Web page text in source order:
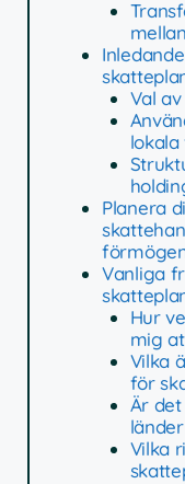
Val
Planera
Vanliga
Hur
mig
Vilka
för
Är
Vilka